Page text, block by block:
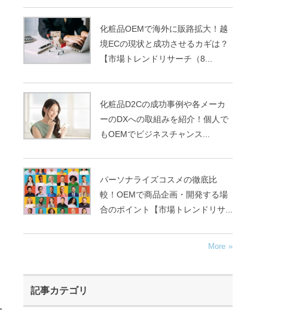
化粧品OEMで海外に販路拡大！越
境ECの現状と成功させるカギは？
【市場トレンドリサーチ（8...
化粧品D2Cの成功事例や各メーカ
ーのDXへの取組みを紹介！個人で
もOEMでビジネスチャンス...
パーソナライズコスメの徹底比
較！OEMで商品企画・開発する場
合のポイント【市場トレンドリサ...
More
記事カテゴリ